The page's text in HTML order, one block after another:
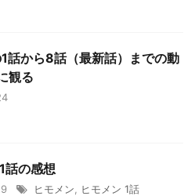
話から8話（最新話）までの動
観る
話の感想
ヒモメン ヒモメン 1話